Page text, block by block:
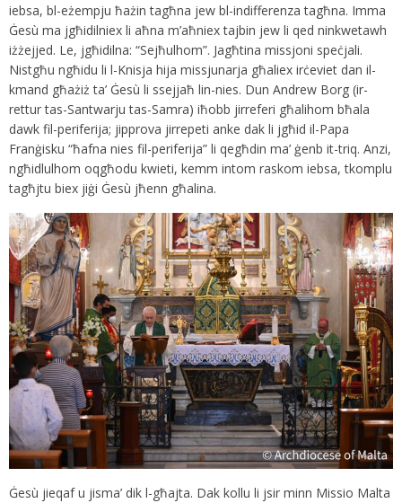
iebsa, bl-eżempju ħażin tagħna jew bl-indifferenza tagħna. Imma
Ġesù ma jgħidilniex li aħna m’aħniex tajbin jew li qed ninkwetawh
iżżejjed. Le, jgħidilna: “Sejħulhom”. Jagħtina missjoni speċjali.
Nistgħu ngħidu li l-Knisja hija missjunarja għaliex irċeviet dan il-
kmand għażiż ta’ Ġesù li ssejjaħ lin-nies. Dun Andrew Borg (ir-
rettur tas-Santwarju tas-Samra) iħobb jirreferi għalihom bħala
dawk fil-periferija; jipprova jirrepeti anke dak li jgħid il-Papa
Franġisku “ħafna nies fil-periferija” li qegħdin ma’ ġenb it-triq. Anzi,
ngħidlulhom oqgħodu kwieti, kemm intom raskom iebsa, tkomplu
tagħjtu biex jiġi Ġesù jħenn għalina.
Ġesù jieqaf u jisma’ dik l-għajta. Dak kollu li jsir minn Missio Malta